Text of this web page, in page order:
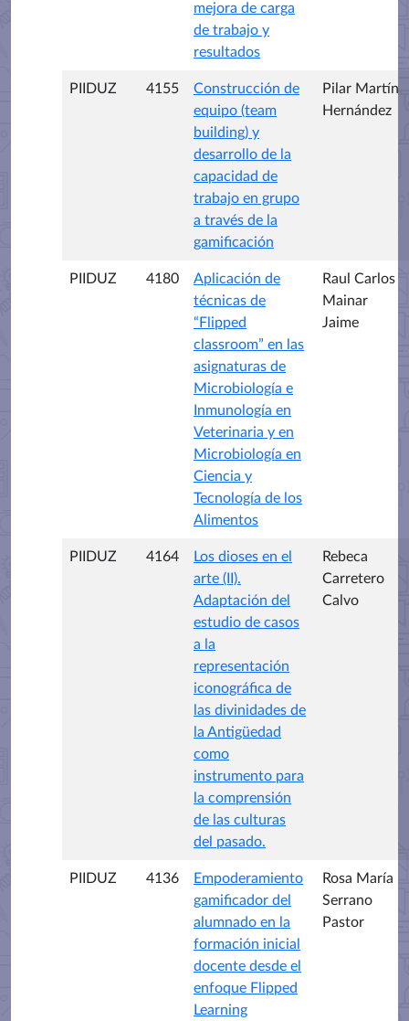
mejora de carga
de trabajo y
resultados
PIIDUZ 4155
Construcción de
equipo (team
building) y
desarrollo de la
capacidad de
trabajo en grupo
a través de la
gamificación
Pilar Martín
Hernández
PIIDUZ 4180
Aplicación de
técnicas de
“Flipped
classroom” en las
asignaturas de
Microbiología e
Inmunología en
Veterinaria y en
Microbiología en
Ciencia y
Tecnología de los
Alimentos
Raul Carlos
Mainar
Jaime
PIIDUZ 4164
Los dioses en el
arte (II).
Adaptación del
estudio de casos
a la
representación
iconográfica de
las divinidades de
la Antigüedad
como
instrumento para
la comprensión
de las culturas
del pasado.
Rebeca
Carretero
Calvo
PIIDUZ 4136
Empoderamiento
gamificador del
alumnado en la
formación inicial
docente desde el
enfoque Flipped
Learning
Rosa María
Serrano
Pastor